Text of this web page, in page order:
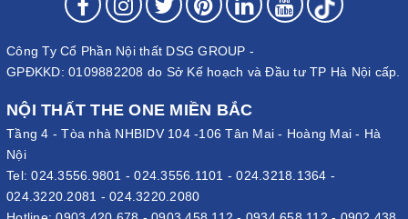
Công Ty Cổ Phần Nội thất DSG GROUP -
GPĐKKD: 0109882208 do Sở Kế hoạch và Đầu tư TP Hà Nội cấp.
NỘI THẤT THE ONE MIỀN BẮC
Tầng 4 - Tòa nhà NHBIDV 104 -106 Tân Mai - Hoàng Mai - Hà
Nội
Tel:024.3556.9801 -024.3556.1101 -024.3218.1364 -
024.3220.2081 - 024.3220.2080